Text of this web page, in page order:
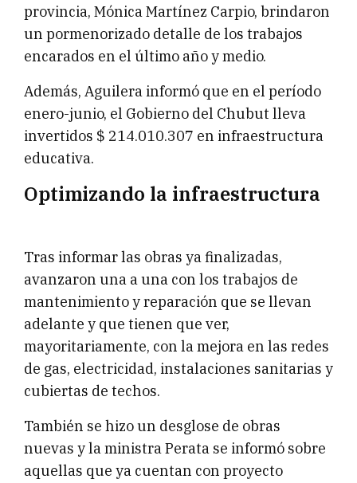
provincia, Mónica Martínez Carpio, brindaron
un pormenorizado detalle de los trabajos
encarados en el último año y medio.
Además, Aguilera informó que en el período
enero-junio, el Gobierno del Chubut lleva
invertidos $ 214.010.307 en infraestructura
educativa.
Optimizando la infraestructura
Tras informar las obras ya finalizadas,
avanzaron una a una con los trabajos de
mantenimiento y reparación que se llevan
adelante y que tienen que ver,
mayoritariamente, con la mejora en las redes
de gas, electricidad, instalaciones sanitarias y
cubiertas de techos.
También se hizo un desglose de obras
nuevas y la ministra Perata se informó sobre
aquellas que ya cuentan con proyecto